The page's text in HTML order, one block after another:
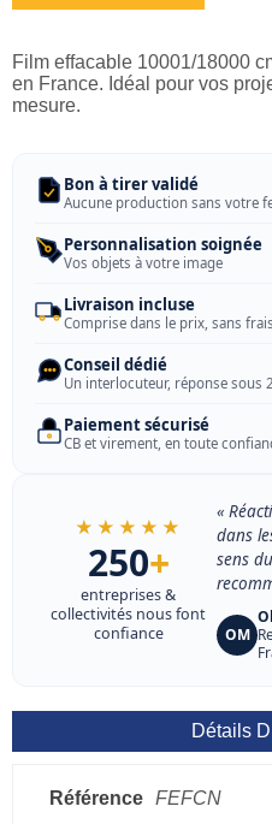
Film effacable 10001/18000
en France. Idéal pour vos
mesure.
Bon à tirer validé
Aucune production sans votre
Personnalisation soignée
Vos objets à votre image
Livraison incluse
Comprise dans le prix, sans
Conseil dédié
Un interlocuteur, réponse sous
Paiement sécurisé
CB et virement, en toute
★★★★★
250+
entreprises &
collectivités nous font
confiance
«
dans
sens
OM
Détails
Référence FEFCN